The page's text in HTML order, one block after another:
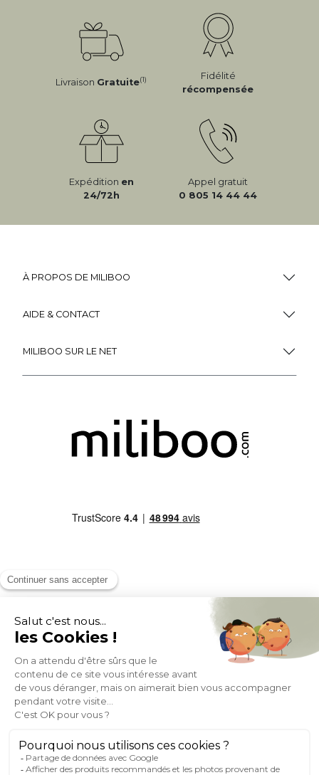
Livraison Gratuite(1)
Fidélité
récompensée
Expédition en
24/72h
Appel gratuit
0 805 14 44 44
À PROPOS DE MILIBOO
AIDE & CONTACT
MILIBOO SUR LE NET
MOYENS DE PAIEMENT